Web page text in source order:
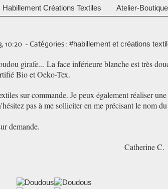
Habillement Créations Textiles Atelier-Boutique
10:20 - Catégories : #habillement et créations
girafe... La face inférieure blanche est très
Bio et Oeko-Tex.
sur commande. Je peux également réaliser
pas à me solliciter en me précisant le nom
demande.
Catherine C.